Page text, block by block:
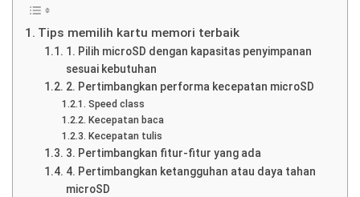
Tips memilih kartu memori terbaik
1. Pilih microSD dengan kapasitas penyimpanan
sesuai kebutuhan
2. Pertimbangkan performa kecepatan microSD
Speed class
Kecepatan baca
Kecepatan tulis
3. Pertimbangkan fitur-fitur yang ada
4. Pertimbangkan ketangguhan atau daya tahan
microSD